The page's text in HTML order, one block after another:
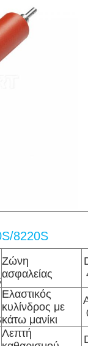
8220S
Ζώνη
ασφαλείας
Ελαστικός
κυλίνδρος με
κάτω μανίκι
Λεπτή